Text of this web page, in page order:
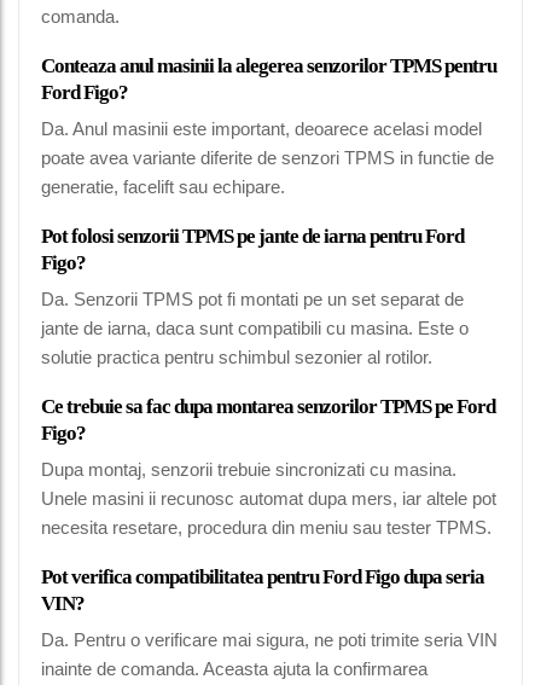
comanda.
Conteaza anul masinii la alegerea senzorilor TPMS pentru
Ford Figo?
Da. Anul masinii este important, deoarece acelasi model
poate avea variante diferite de senzori TPMS in functie de
generatie, facelift sau echipare.
Pot folosi senzorii TPMS pe jante de iarna pentru Ford
Figo?
Da. Senzorii TPMS pot fi montati pe un set separat de
jante de iarna, daca sunt compatibili cu masina. Este o
solutie practica pentru schimbul sezonier al rotilor.
Ce trebuie sa fac dupa montarea senzorilor TPMS pe Ford
Figo?
Dupa montaj, senzorii trebuie sincronizati cu masina.
Unele masini ii recunosc automat dupa mers, iar altele pot
necesita resetare, procedura din meniu sau tester TPMS.
Pot verifica compatibilitatea pentru Ford Figo dupa seria
VIN?
Da. Pentru o verificare mai sigura, ne poti trimite seria VIN
inainte de comanda. Aceasta ajuta la confirmarea